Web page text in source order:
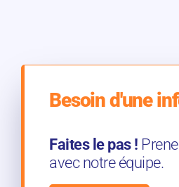
Besoin d'une
Faites le pas !
avec notre équipe.